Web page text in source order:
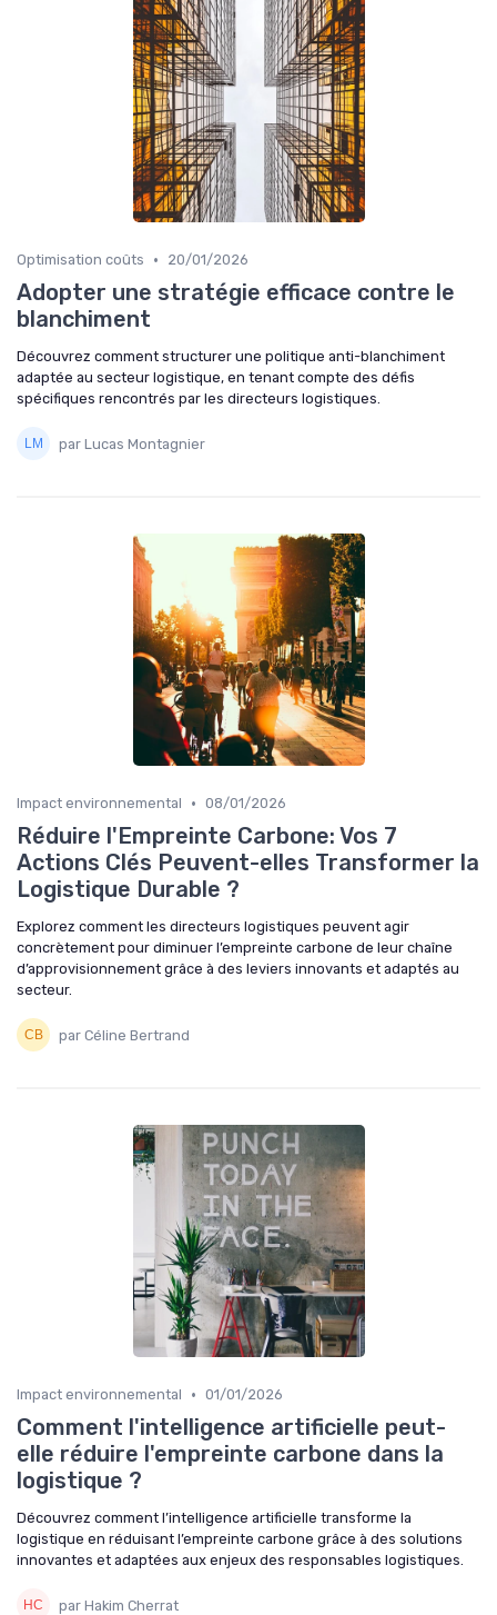
Optimisation coûts • 20/01/2026
Adopter une stratégie efficace contre le
blanchiment
Découvrez comment structurer une politique anti-blanchiment
adaptée au secteur logistique, en tenant compte des défis
spécifiques rencontrés par les directeurs logistiques.
par Lucas Montagnier
Impact environnemental • 08/01/2026
Réduire l'Empreinte Carbone: Vos 7
Actions Clés Peuvent-elles Transformer la
Logistique Durable ?
Explorez comment les directeurs logistiques peuvent agir
concrètement pour diminuer l’empreinte carbone de leur chaîne
d’approvisionnement grâce à des leviers innovants et adaptés au
secteur.
par Céline Bertrand
Impact environnemental • 01/01/2026
Comment l'intelligence artificielle peut-
elle réduire l'empreinte carbone dans la
logistique ?
Découvrez comment l’intelligence artificielle transforme la
logistique en réduisant l’empreinte carbone grâce à des solutions
innovantes et adaptées aux enjeux des responsables logistiques.
par Hakim Cherrat